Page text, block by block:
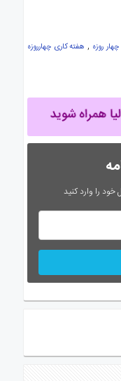
روزه , هفته کاری چهارروزه
را وارد کنید